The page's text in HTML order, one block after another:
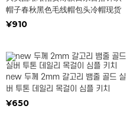
帽子春秋黑色毛线帽包头冷帽现货
¥910
new 두께 2mm 갈고리 뱀줄 골드 실
버 투톤 데일리 목걸이 심플 키치
¥650